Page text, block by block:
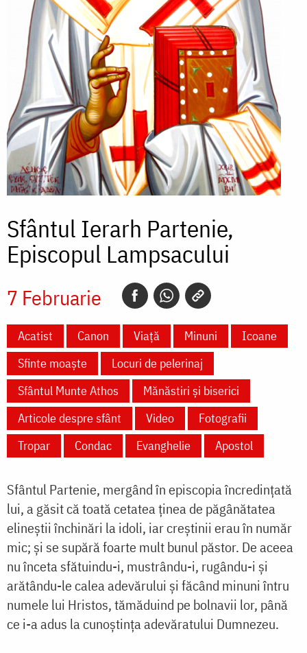
Sfântul Ierarh Partenie,
Episcopul Lampsacului
7 Februarie
Acatist Canon Viață Minuni
Icoane
Sfinte moaște
Locuri de pelerinaj
Sfântul Munte Athos
Mănăstiri și biserici
Articole despre sfânt
Video
Fotografii
Tropar
Condac Evanghelie Apostol
Sfântul Partenie, mergând în episcopia încredințată
lui, a găsit că toată cetatea ținea de păgânătatea
elineștii închinări la idoli, iar creștinii erau în număr
mic; și se supără foarte mult bunul păstor. De aceea
nu înceta sfătuindu-i, mustrându-i, rugându-i și
arătându-le calea adevărului și făcând minuni întru
numele lui Hristos, tămăduind pe bolnavii lor, până
ce i-a adus la cunoștința adevăratului Dumnezeu.